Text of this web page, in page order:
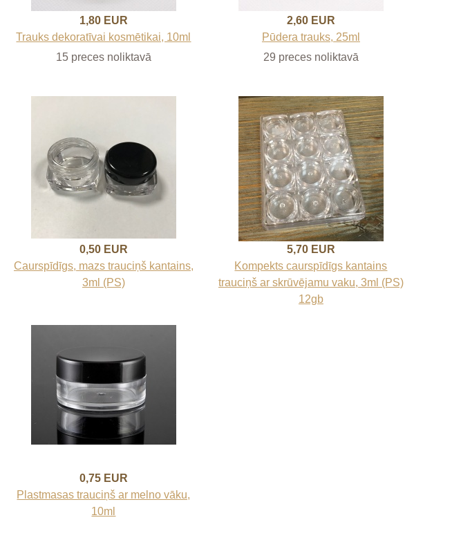
1,80 EUR
Trauks dekoratīvai kosmētikai, 10ml
15 preces noliktavā
2,60 EUR
Pūdera trauks, 25ml
29 preces noliktavā
0,50 EUR
Caurspīdīgs, mazs trauciņš kantains,
3ml (PS)
5,70 EUR
Kompekts caurspīdīgs kantains
trauciņš ar skrūvējamu vaku, 3ml (PS)
12gb
0,75 EUR
Plastmasas trauciņš ar melno vāku,
10ml